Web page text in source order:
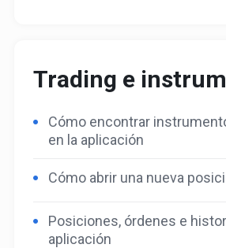
Trading e
Cómo encontrar
en la aplicación
Cómo abrir una nueva
Posiciones, órdenes e
aplicación